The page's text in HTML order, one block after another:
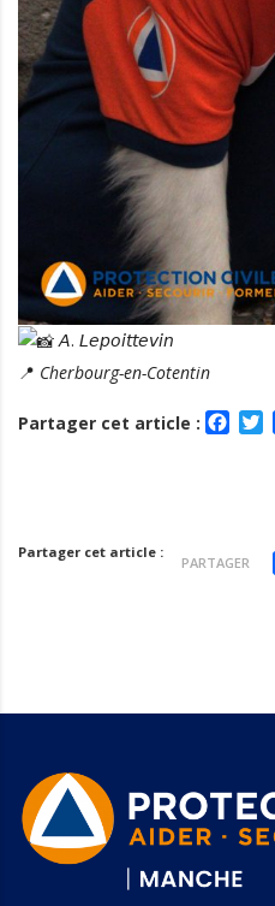
𝘈. 𝘓𝘦𝘱𝘰𝘪𝘵𝘵𝘦𝘷𝘪𝘯
📍 Cherbourg-en-Cotentin
Partager cet article :
PARTAGER
Partager cet article :